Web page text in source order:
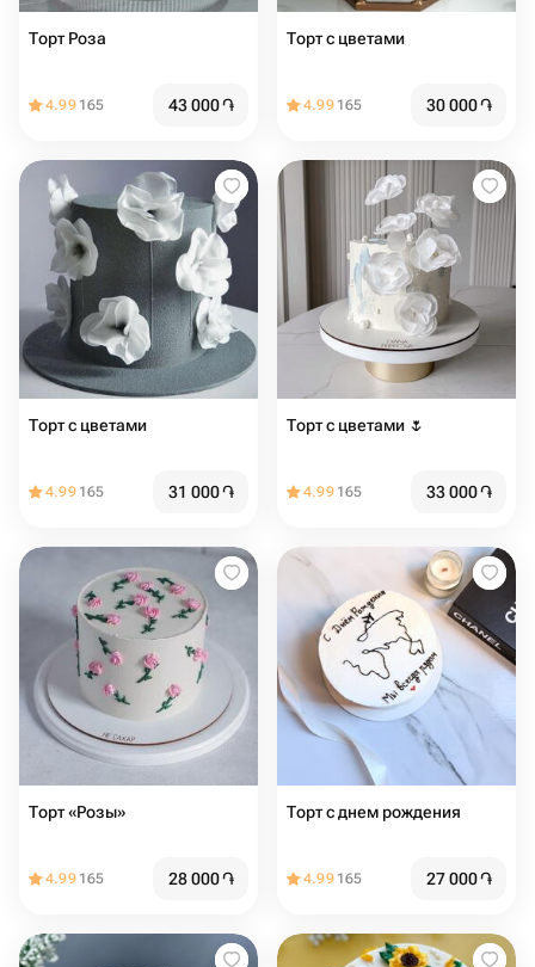
Торт Роза
4.99 165 43 000֏
Торт с цветами
4.99 165 30 000֏
Торт с цветами
4.99 165 31 000֏
Торт с цветами 🌷
4.99 165 33 000֏
Торт «Розы»
4.99 165 28 000֏
Торт с днем рождения
4.99 165 27 000֏